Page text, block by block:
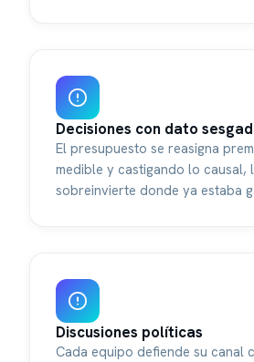
Decisiones con dato
El presupuesto se reasigna
medible y castigando lo causal,
sobreinvierte donde ya estaba
Discusiones políticas
Cada equipo defiende su canal